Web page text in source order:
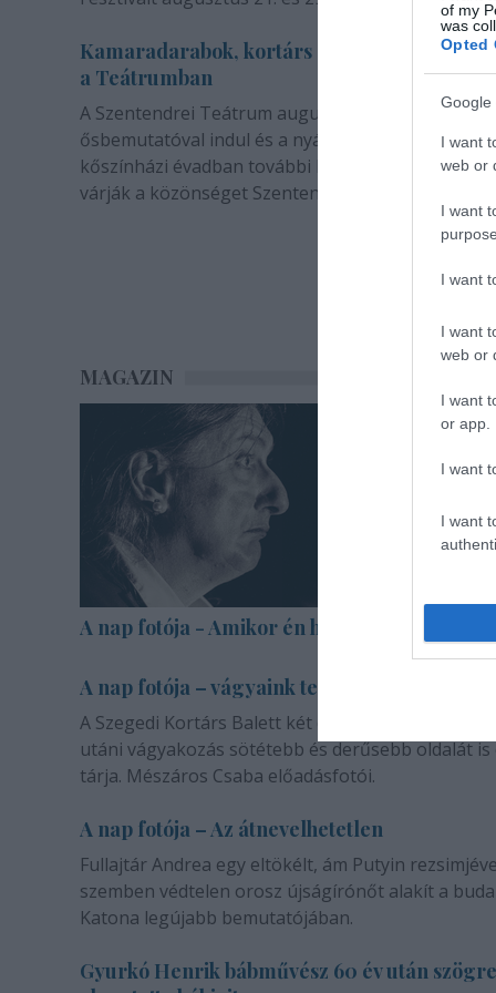
of my
was
Opted
Google
I want
web or
I want
I want
I want
web or
I want
or app.
I want
I want
Kamaradarabok, kortárs drámák,
a Teátrumban
A Szentendrei Teátrum augusztusban két
ősbemutatóval indul és a nyár végével sem zárul.
kőszínházi évadban további bemutatók és
várják a közönséget Szentendrén.
MAGAZIN
A nap fotója - Amikor én halott voltam
A nap fotója – vágyaink természetéről
A Szegedi Kortárs Balett két darabja a másik ember
utáni vágyakozás sötétebb és derűsebb oldalát is
tárja. Mészáros Csaba előadásfotói.
A nap fotója – Az átnevelhetetlen
Fullajtár Andrea egy eltökélt, ám Putyin
szemben védtelen orosz újságírónőt alakít a
Katona legújabb bemutatójában.
Gyurkó Henrik bábművész 60 év után szögre